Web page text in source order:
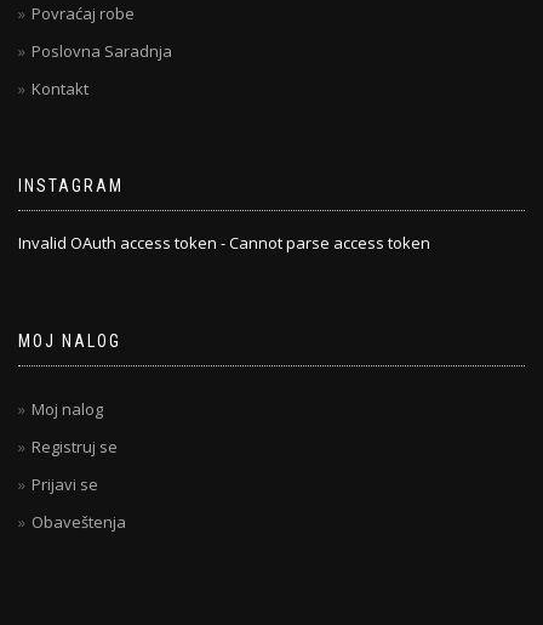
Povraćaj robe
Poslovna Saradnja
Kontakt
INSTAGRAM
Invalid OAuth access token - Cannot parse access token
MOJ NALOG
Moj nalog
Registruj se
Prijavi se
Obaveštenja